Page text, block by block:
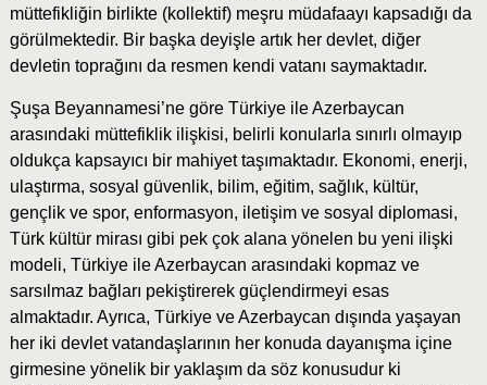
müttefikliğin birlikte (kollektif) meşru müdafaayı kapsadığı da
görülmektedir. Bir başka deyişle artık her devlet, diğer
devletin toprağını da resmen kendi vatanı saymaktadır.
Şuşa Beyannamesi’ne göre Türkiye ile Azerbaycan
arasındaki müttefiklik ilişkisi, belirli konularla sınırlı olmayıp
oldukça kapsayıcı bir mahiyet taşımaktadır. Ekonomi, enerji,
ulaştırma, sosyal güvenlik, bilim, eğitim, sağlık, kültür,
gençlik ve spor, enformasyon, iletişim ve sosyal diplomasi,
Türk kültür mirası gibi pek çok alana yönelen bu yeni ilişki
modeli, Türkiye ile Azerbaycan arasındaki kopmaz ve
sarsılmaz bağları pekiştirerek güçlendirmeyi esas
almaktadır. Ayrıca, Türkiye ve Azerbaycan dışında yaşayan
her iki devlet vatandaşlarının her konuda dayanışma içine
girmesine yönelik bir yaklaşım da söz konusudur ki